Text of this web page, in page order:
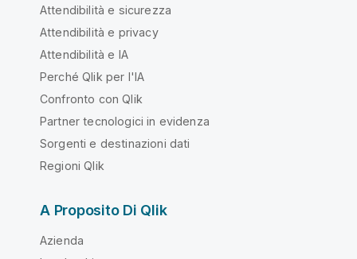
Attendibilità e sicurezza
Attendibilità e privacy
Attendibilità e IA
Perché Qlik per l'IA
Confronto con Qlik
Partner tecnologici in evidenza
Sorgenti e destinazioni dati
Regioni Qlik
A Proposito Di Qlik
Azienda